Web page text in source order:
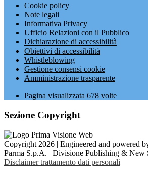
Cookie policy
Note legali
Informativa Privacy
Ufficio Relazioni con il Pubblico
Dichiarazione di accessibilità
Obiettivi di accessibilità
Whistleblowing
Gestione consensi cookie
Amministrazione trasparente
Pagina visualizzata 678 volte
Sezione Copyright
Copyright 2026 | Engineered and powered
Parma S.p.A. | Divisione Publishing & New
Disclaimer trattamento dati personali